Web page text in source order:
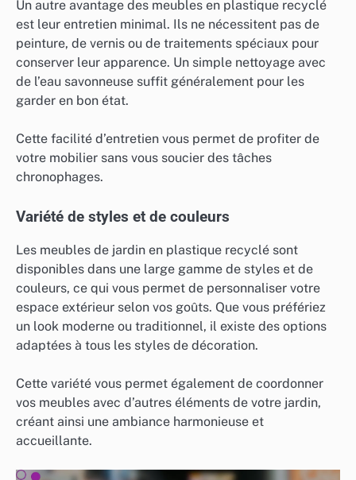
Un autre avantage des meubles en plastique recyclé
est leur entretien minimal. Ils ne nécessitent pas de
peinture, de vernis ou de traitements spéciaux pour
conserver leur apparence. Un simple nettoyage avec
de l’eau savonneuse suffit généralement pour les
garder en bon état.
Cette facilité d’entretien vous permet de profiter de
votre mobilier sans vous soucier des tâches
chronophages.
Variété de styles et de couleurs
Les meubles de jardin en plastique recyclé sont
disponibles dans une large gamme de styles et de
couleurs, ce qui vous permet de personnaliser votre
espace extérieur selon vos goûts. Que vous préfériez
un look moderne ou traditionnel, il existe des options
adaptées à tous les styles de décoration.
Cette variété vous permet également de coordonner
vos meubles avec d’autres éléments de votre jardin,
créant ainsi une ambiance harmonieuse et
accueillante.